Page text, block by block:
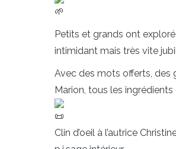
Petits et grands ont
intimidant mais très vite
Avec des mots offerts, des
Marion, tous les
Clin d’oeil à l’autrice